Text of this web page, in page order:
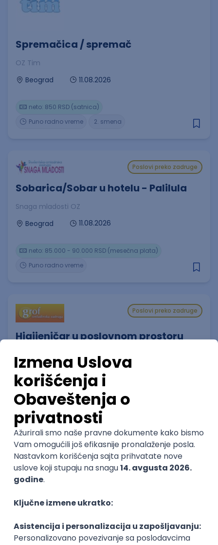
Spremačica / spremač
OZ Tim
Beograd
11.08.2026
2. smena
Puno radno vreme
neto: 850 RSD (satnica)
Poslovi preko zadruge
Sobarica/Sobar u hotelu - Palilula
Snaga mladosti OZ
Beograd
11.08.2026
Puno radno vreme
neto: 85.000 - 90.000 RSD (mesečna plata)
Poslovi preko zadruge
Higijeničar u poslovnom prostoru
Omladinska zadruga Grof
Beograd
16.08.2026
Nepuno radno vreme
neto: 500 RSD (satnica)
Poslovi preko zadruge
Higijeničar u poslovnoj zgradi -
Voždovac
Omladinska zadruga Grof
16.08.2026